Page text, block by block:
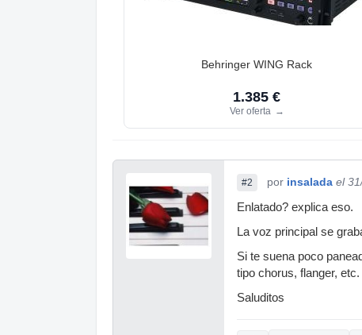
Behringer WING Rack
1.385 €
Ver oferta →
#2 por insalada el
Enlatado? explica eso.
La voz principal se
Si te suena poco
tipo chorus, flanger, etc.
Saluditos